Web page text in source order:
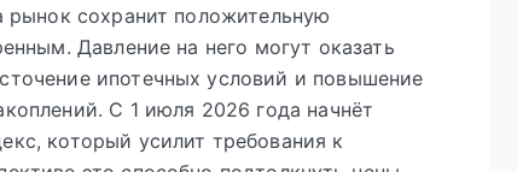
рынок сохранит положительную
Давление на него могут оказать
ипотечных условий и повышение
С 1 июля 2026 года начнёт
который усилит требования к